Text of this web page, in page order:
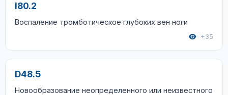
I80.2
Воспаление тромботическое глубоких вен ноги
+35
D48.5
Новообразование неопределенного или неизвестного